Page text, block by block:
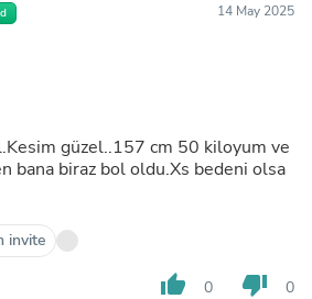
14 May 2025
güzel..157 cm 50 kiloyum ve
bana biraz bol oldu.Xs bedeni olsa
invite
thumb_up 0 thumb_down 0